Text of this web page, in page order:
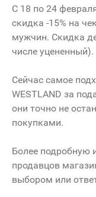
С 18 по 24
скидка -15% на
мужчин. Скидка
числе уцененный).
Сейчас самое
WESTLAND за
они точно не
покупками.
Более подробную
продавцов
выбором или